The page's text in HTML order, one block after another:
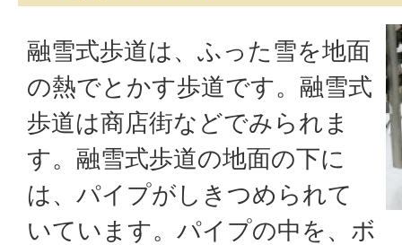
融雪式歩道は、ふった雪を地面
の熱でとかす歩道です。融雪式
歩道は商店街などでみられま
す。融雪式歩道の地面の下に
は、パイプがしきつめられて
いています。パイプの中を、ボ